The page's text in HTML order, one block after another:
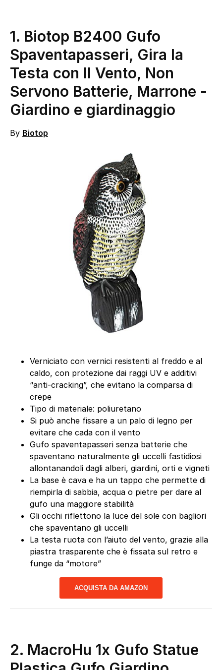
1. Biotop B2400 Gufo
Spaventapasseri, Gira la
Testa con Il Vento, Non
Servono Batterie, Marrone -
Giardino e giardinaggio
By Biotop
Verniciato con vernici resistenti al freddo e al
caldo, con protezione dai raggi UV e additivi
“anti-cracking”, che evitano la comparsa di
crepe
Tipo di materiale: poliuretano
Si può anche fissare a un palo di legno per
evitare che cada con il vento
Gufo spaventapasseri senza batterie che
spaventano naturalmente gli uccelli fastidiosi
allontanandoli dagli alberi, giardini, orti e vigneti
La base è cava e ha un tappo che permette di
riempirla di sabbia, acqua o pietre per dare al
gufo una maggiore stabilità
Gli occhi riflettono la luce del sole con bagliori
che spaventano gli uccelli
La testa ruota con l’aiuto del vento, grazie alla
piastra trasparente che è fissata sul retro e
funge da “motore”
ACQUISTA DA AMAZON
2. MacroHu 1x Gufo Statue